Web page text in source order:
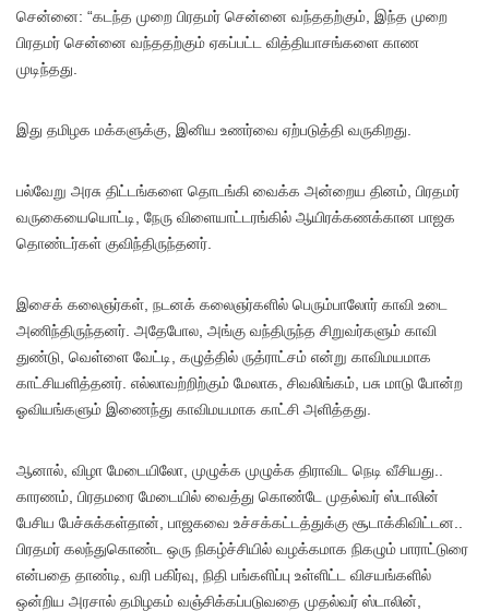
சென்னை: “கடந்த முறை பிரதமர் சென்னை வந்ததற்கும், இந்த முறை
பிரதமர் சென்னை வந்ததற்கும் ஏகப்பட்ட வித்தியாசங்களை காண
முடிந்தது.
இது தமிழக மக்களுக்கு, இனிய உணர்வை ஏற்படுத்தி வருகிறது.
பல்வேறு அரசு திட்டங்களை தொடங்கி வைக்க அன்றைய தினம், பிரதமர்
வருகையையொட்டி, நேரு விளையாட்டரங்கில் ஆயிரக்கணக்கான பாஜக
தொண்டர்கள் குவிந்திருந்தனர்.
இசைக் கலைஞர்கள், நடனக் கலைஞர்களில் பெரும்பாலோர் காவி உடை
அணிந்திருந்தனர். அதேபோல, அங்கு வந்திருந்த சிறுவர்களும் காவி
துண்டு, வெள்ளை வேட்டி, கழுத்தில் ருத்ராட்சம் என்று காவிமயமாக
காட்சியளித்தனர். எல்லாவற்றிற்கும் மேலாக, சிவலிங்கம், பசு மாடு போன்ற
ஓவியங்களும் இணைந்து காவிமயமாக காட்சி அளித்தது.
ஆனால், விழா மேடையிலோ, முழுக்க முழுக்க திராவிட நெடி வீசியது..
காரணம், பிரதமரை மேடையில் வைத்து கொண்டே முதல்வர் ஸ்டாலின்
பேசிய பேச்சுக்கள்தான், பாஜகவை உச்சக்கட்டத்துக்கு சூடாக்கிவிட்டன..
பிரதமர் கலந்துகொண்ட ஒரு நிகழ்ச்சியில் வழக்கமாக நிகழும் பாராட்டுரை
என்பதை தாண்டி, வரி பகிர்வு, நிதி பங்களிப்பு உள்ளிட்ட விசயங்களில்
ஒன்றிய அரசால் தமிழகம் வஞ்சிக்கப்படுவதை முதல்வர் ஸ்டாலின்,